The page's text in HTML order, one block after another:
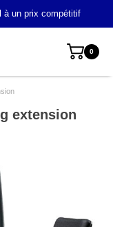
à un prix compétitif
0
extension